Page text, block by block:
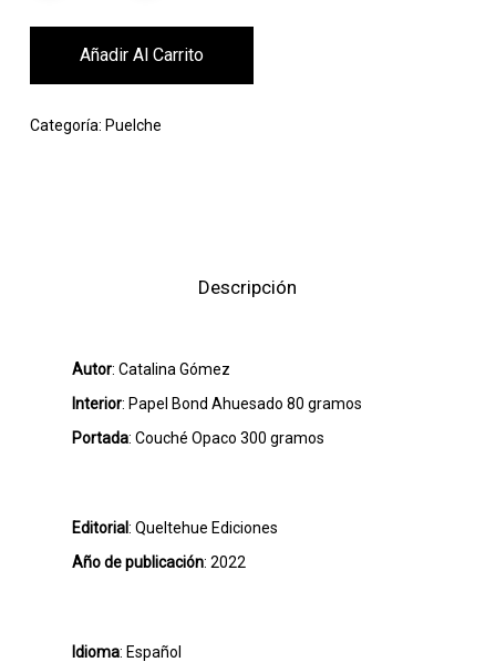
Añadir Al Carrito
Categoría: Puelche
Descripción
Autor: Catalina Gómez
Interior: Papel Bond Ahuesado 80 gramos
Portada: Couché Opaco 300 gramos
Editorial: Queltehue Ediciones
Año de publicación: 2022
Idioma: Español